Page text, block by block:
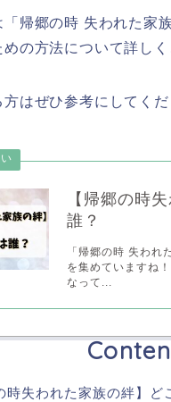
帰郷の時 失われた家
の方法について詳しく
はぜひ参考にしてくだ
【帰郷の時
誰？
「帰郷の時 失われ
を集めていますね
なって...
時失われた家族の絆】ど